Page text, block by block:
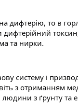
дифтерію, то в
та нирки.
систему і
з отриманням
людини з ґрунту та